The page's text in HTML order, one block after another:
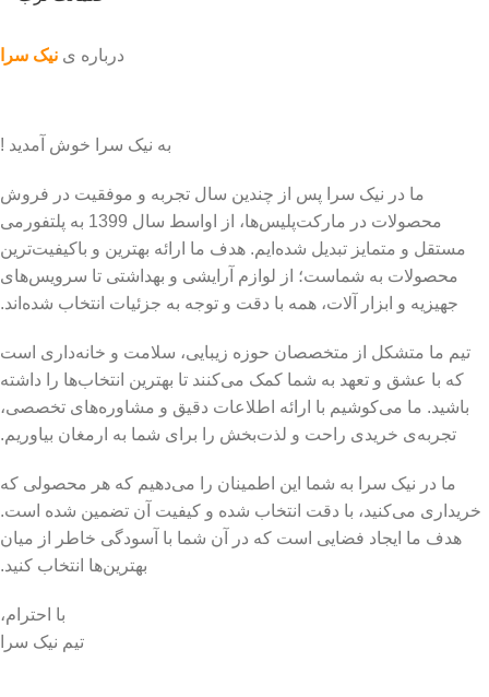
درباره ی نیک سرا
به نیک سرا خوش آمدید !
ما در نیک سرا پس از چندین سال تجربه و موفقیت در فروش
محصولات در مارکت‌پلیس‌ها، از اواسط سال 1399 به پلتفورمی
مستقل و متمایز تبدیل شده‌ایم. هدف ما ارائه بهترین و باکیفیت‌ترین
محصولات به شماست؛ از لوازم آرایشی و بهداشتی تا سرویس‌های
جهیزیه و ابزار آلات، همه با دقت و توجه به جزئیات انتخاب شده‌اند.
تیم ما متشکل از متخصصان حوزه زیبایی، سلامت و خانه‌داری است
که با عشق و تعهد به شما کمک می‌کنند تا بهترین انتخاب‌ها را داشته
باشید. ما می‌کوشیم با ارائه اطلاعات دقیق و مشاوره‌های تخصصی،
تجربه‌ی خریدی راحت و لذت‌بخش را برای شما به ارمغان بیاوریم.
ما در نیک سرا به شما این اطمینان را می‌دهیم که هر محصولی که
خریداری می‌کنید، با دقت انتخاب شده و کیفیت آن تضمین شده است.
هدف ما ایجاد فضایی است که در آن شما با آسودگی خاطر از میان
بهترین‌ها انتخاب کنید.
با احترام،
تیم نیک سرا